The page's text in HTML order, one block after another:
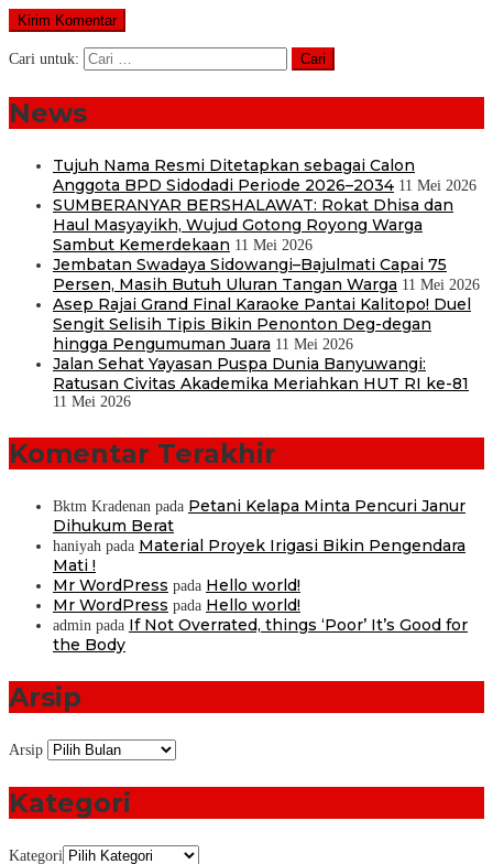
Cari untuk:
News
Tujuh Nama Resmi Ditetapkan sebagai Calon
Anggota BPD Sidodadi Periode 2026–2034 11 Mei 2026
SUMBERANYAR BERSHALAWAT: Rokat Dhisa dan
Haul Masyayikh, Wujud Gotong Royong Warga
Sambut Kemerdekaan 11 Mei 2026
Jembatan Swadaya Sidowangi–Bajulmati Capai 75
Persen, Masih Butuh Uluran Tangan Warga 11 Mei 2026
Asep Rajai Grand Final Karaoke Pantai Kalitopo! Duel
Sengit Selisih Tipis Bikin Penonton Deg-degan
hingga Pengumuman Juara 11 Mei 2026
Jalan Sehat Yayasan Puspa Dunia Banyuwangi:
Ratusan Civitas Akademika Meriahkan HUT RI ke-81
11 Mei 2026
Komentar Terakhir
Bktm Kradenan pada Petani Kelapa Minta Pencuri Janur
Dihukum Berat
haniyah pada Material Proyek Irigasi Bikin Pengendara
Mati !
Mr WordPress pada Hello world!
Mr WordPress pada Hello world!
admin pada If Not Overrated, things ‘Poor’ It’s Good for
the Body
Arsip
Arsip
Kategori
Kategori